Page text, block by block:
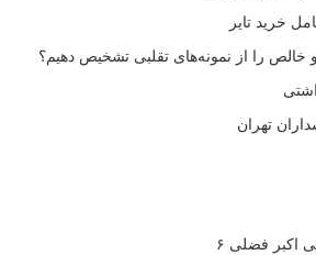
را از نمونه‌های تقلبی تشخیص دهیم؟
تهران